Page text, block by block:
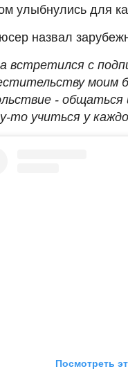
улыбнулись для
назвал
встретился с
моим
- общаться
то учиться у
Посмотреть